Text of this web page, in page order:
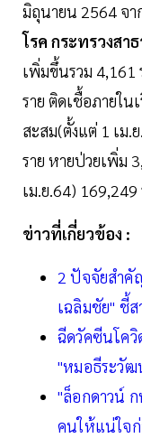
มิถุนายน 2564 จา
โรค กระทรวงสา
เพิ่มขึ้นรวม 4,161
ราย ติดเชื้อภายใ
สะสม(ตั้งแต่ 1 เม.
ราย หายป่วยเพิ่ม
เม.ย.64) 169,249
ข่าวที่เกี่ยวข้อง :
2 ปัจจัยสำคั
เฉลิมชัย" ชี้
ฉีดวัคซีนโควิ
"หมอธีระวัฒ
"ล็อกดาวน์
คนให้แน่ใจ